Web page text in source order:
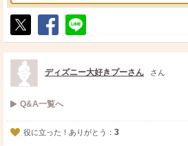
ポ
ス
ト
シ
ェ
送
る
ディズニー大好きプーさん さん
Q&A一覧へ
役に立った！ありがとう： 3